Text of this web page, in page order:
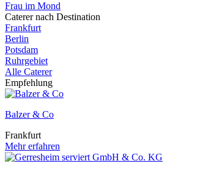
Frau im Mond
Caterer nach Destination
Frankfurt
Berlin
Potsdam
Ruhrgebiet
Alle Caterer
Empfehlung
Balzer & Co
Frankfurt
Mehr erfahren